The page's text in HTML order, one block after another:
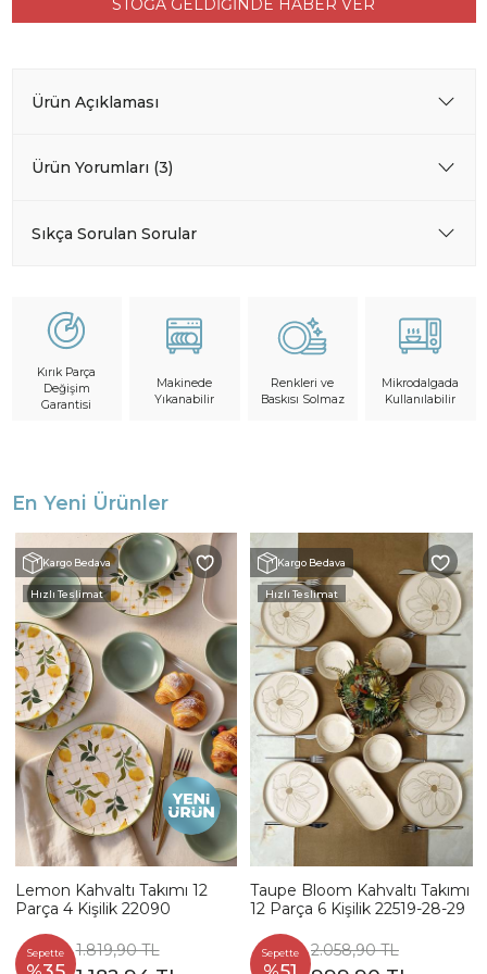
STOĞA GELDİĞİNDE HABER VER
Ürün Açıklaması
Ürün Yorumları (3)
Sıkça Sorulan Sorular
Kırık Parça
Değişim
Garantisi
Makinede
Yıkanabilir
Renkleri ve
Baskısı Solmaz
Mikrodalgada
Kullanılabilir
En Yeni Ürünler
Kargo Bedava
Hızlı Teslimat
Lemon Kahvaltı Takımı 12
Parça 4 Kişilik 22090
Sepette 1.819,90 TL
Kargo Bedava
Hızlı Teslimat
Taupe Bloom Kahvaltı Takımı
12 Parça 6 Kişilik 22519-28-29
Sepette 2.058,90 TL